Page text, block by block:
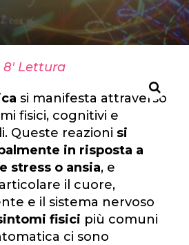
8' Lettura
si manifesta attraverso
fisici, cognitivi e
Queste reazioni si
in risposta a
stress o ansia, e
il cuore,
e il sistema nervoso
fisici più comuni
ci sono